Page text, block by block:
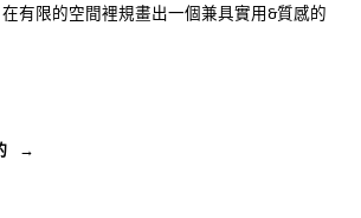
有限的空間裡規畫出一個兼具實用&質感的
→